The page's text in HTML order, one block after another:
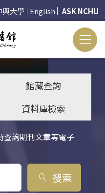
興大學 English ASK NCHU
館藏查詢
資料庫檢索
查詢期刊文章等電子
search 搜索